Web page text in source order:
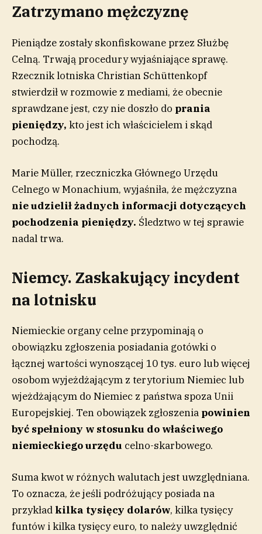
Zatrzymano mężczyznę
Pieniądze zostały skonfiskowane przez Służbę
Celną. Trwają procedury wyjaśniające sprawę.
Rzecznik lotniska Christian Schüttenkopf
stwierdził w rozmowie z mediami, że obecnie
sprawdzane jest, czy nie doszło do prania
pieniędzy, kto jest ich właścicielem i skąd
pochodzą.
Marie Müller, rzeczniczka Głównego Urzędu
Celnego w Monachium, wyjaśniła, że mężczyzna
nie udzielił żadnych informacji dotyczących
pochodzenia pieniędzy. Śledztwo w tej sprawie
nadal trwa.
Niemcy. Zaskakujący incydent
na lotnisku
Niemieckie organy celne przypominają o
obowiązku zgłoszenia posiadania gotówki o
łącznej wartości wynoszącej 10 tys. euro lub więcej
osobom wyjeżdżającym z terytorium Niemiec lub
wjeżdżającym do Niemiec z państwa spoza Unii
Europejskiej. Ten obowiązek zgłoszenia powinien
być spełniony w stosunku do właściwego
niemieckiego urzędu celno-skarbowego.
Suma kwot w różnych walutach jest uwzględniana.
To oznacza, że jeśli podróżujący posiada na
przykład kilka tysięcy dolarów, kilka tysięcy
funtów i kilka tysięcy euro, to należy uwzględnić